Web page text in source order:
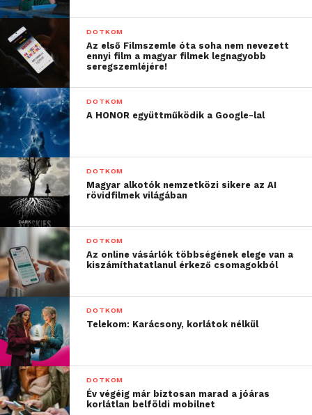
DOTKOM
Az első Filmszemle óta soha nem nevezett
ennyi film a magyar filmek legnagyobb
seregszemléjére!
DOTKOM
A HONOR együttműködik a Google-lal
DOTKOM
Magyar alkotók nemzetközi sikere az AI
rövidfilmek világában
DOTKOM
Az online vásárlók többségének elege van a
kiszámíthatatlanul érkező csomagokból
DOTKOM
Telekom: Karácsony, korlátok nélkül
DOTKOM
Év végéig már biztosan marad a jóáras
korlátlan belföldi mobilnet